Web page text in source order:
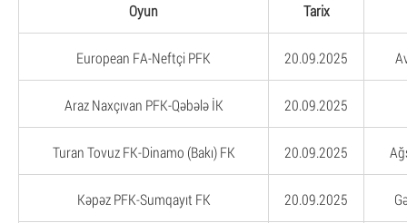
Oyun Tarix
European FA-Neftçi PFK 20.09.2025
Araz Naxçıvan PFK-Qəbələ İK 20.09.2025
Turan Tovuz FK-Dinamo (Bakı) FK 20.09.2025
Kəpəz PFK-Sumqayıt FK 20.09.2025